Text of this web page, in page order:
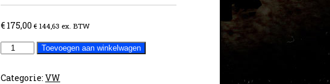
€175,00 € 144,63 ex. BTW
Golf
228mm
Toevoegen aan winkelwagen
Categorie: VW